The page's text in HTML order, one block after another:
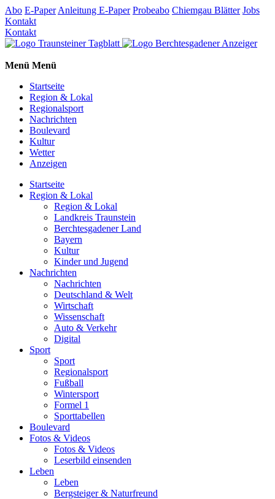
Abo E-Paper Anleitung E-Paper Probeabo Chiemgau Blätter Jobs
Kontakt
Kontakt
Menü Menü
Startseite
Region & Lokal
Regionalsport
Nachrichten
Boulevard
Kultur
Wetter
Anzeigen
Startseite
Region & Lokal
Region & Lokal
Landkreis Traunstein
Berchtesgadener Land
Bayern
Kultur
Kinder und Jugend
Nachrichten
Nachrichten
Deutschland & Welt
Wirtschaft
Wissenschaft
Auto & Verkehr
Digital
Sport
Sport
Regionalsport
Fußball
Wintersport
Formel 1
Sporttabellen
Boulevard
Fotos & Videos
Fotos & Videos
Leserbild einsenden
Leben
Leben
Bergsteiger & Naturfreund